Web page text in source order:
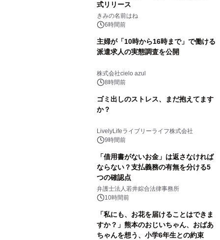
式リリース
きみの名前はね
6時間前
主婦が「10時から16時まで」で働ける
派遣求人の実態調査を公開
株式会社cielo azul
8時間前
ゴミ出しのストレス、まだ抱えてます
か？
LivelyLifeライブリーライフ株式会社
9時間前
「借用書がないお金」は返さなければ
ならない？支払義務の有無を分ける5
つの確認点
弁護士法人若井綜合法律事務所
10時間前
「私にも、お花を届けることはできま
すか？」熊本のおじいちゃん、おばあ
ちゃんを想う、小学6年生との約束